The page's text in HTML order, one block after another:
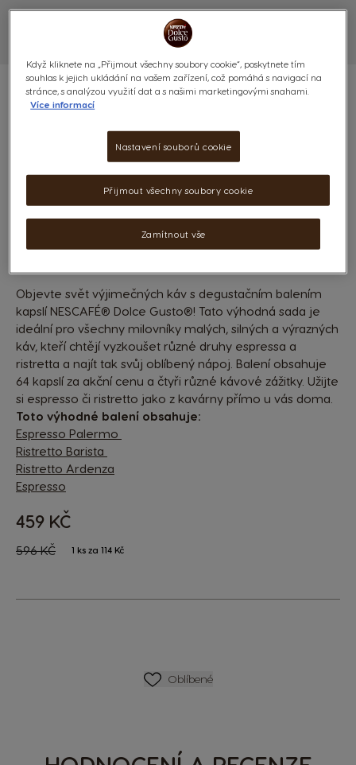
ESPRESSO & RISTRETTO -
DEGUSTAČNÍ BALENÍ
KAPSLE:
Objevte svět výjimečných káv s degustačním balením
kapslí NESCAFÉ® Dolce Gusto®! Tato výhodná sada je
ideální pro všechny milovníky malých, silných a výrazných
káv, kteří chtějí vyzkoušet různé druhy espressa a
ristretta a najít tak svůj oblíbený nápoj. Balení obsahuje
64 kapslí za akční cenu a čtyři různé kávové zážitky. Užijte
si espresso či ristretto jako z kavárny přímo u vás doma.
Toto výhodné balení obsahuje:
Espresso Palermo
Ristretto Barista
Ristretto Ardenza
Espresso
The price depends on the chosen options
Regular Price
596 KČ
459 KČ
1 ks za 114 Kč
SEZNAM PŘÁNÍ
Oblíbené
Když kliknete na „Přijmout všechny soubory cookie“, poskytnete tím
souhlas k jejich ukládání na vašem zařízení, což pomáhá s navigací na
stránce, s analýzou využití dat a s našimi marketingovými snahami.
Více informací
Nastavení souborů cookie
Zamítnout vše
Přijmout všechny soubory cookie